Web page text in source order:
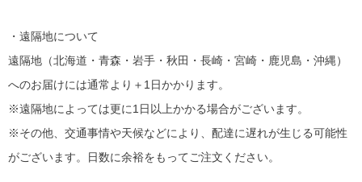
・遠隔地について
遠隔地（北海道・青森・岩手・秋田・長崎・宮崎・鹿児島・沖縄）
へのお届けには通常より＋1日かかります。
※遠隔地によっては更に1日以上かかる場合がございます。
※その他、交通事情や天候などにより、配達に遅れが生じる可能性
がございます。日数に余裕をもってご注文ください。